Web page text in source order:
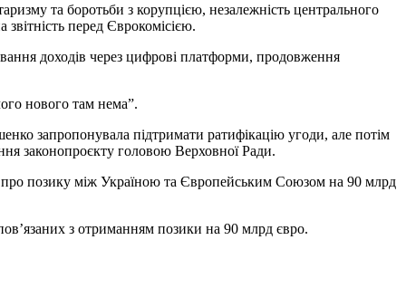
та боротьби з корупцією, незалежність центрального
перед Єврокомісією.
доходів через цифрові платформи, продовження
нового там нема”.
запропонувала підтримати ратифікацію угоди, але потім
законопроєкту головою Верховної Ради.
про позику між Україною та Європейським Союзом на 90 млрд
з отриманням позики на 90 млрд євро.